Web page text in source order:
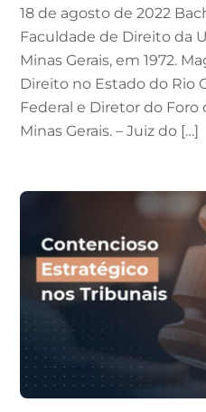
18 de agosto de 2022
Faculdade de Direito da
Minas Gerais, em 1972.
Direito no Estado do Rio
Federal e Diretor do Foro
Minas Gerais. – Juiz do […]